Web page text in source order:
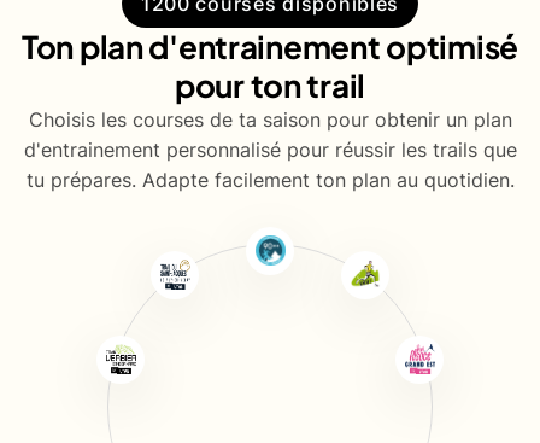
Ton plan d'entrainement optimisé
pour ton trail
Choisis les courses de ta saison pour obtenir un plan
d'entrainement personnalisé pour réussir les trails que
tu prépares. Adapte facilement ton plan au quotidien.